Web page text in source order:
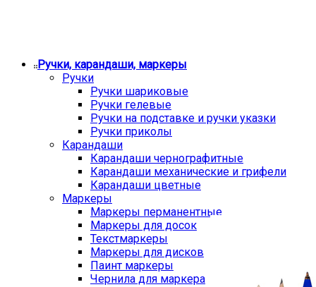
Ручки, карандаши, маркеры
Ручки
Ручки шариковые
Ручки гелевые
Ручки на подставке и ручки указки
Ручки приколы
Карандаши
Карандаши чернографитные
Карандаши механические и грифели
Карандаши цветные
Маркеры
Маркеры перманентные
Маркеры для досок
Текстмаркеры
Маркеры для дисков
Паинт маркеры
Чернила для маркера